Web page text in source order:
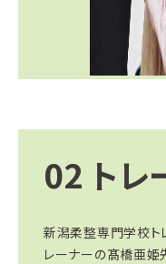
02 トレ
新潟柔整専門学校ト
レーナーの髙橋亜姫